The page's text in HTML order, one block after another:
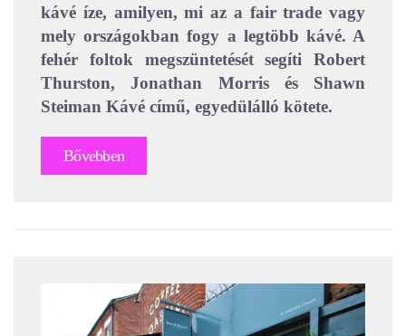
kávé íze, amilyen, mi az a fair trade vagy
mely országokban fogy a legtöbb kávé. A
fehér foltok megszüntetését segíti Robert
Thurston, Jonathan Morris és Shawn
Steiman Kávé című, egyedülálló kötete.
Bővebben